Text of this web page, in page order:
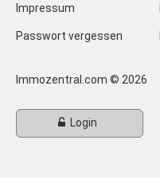
Impressum
Passwort vergessen
Immozentral.com © 2026
Login